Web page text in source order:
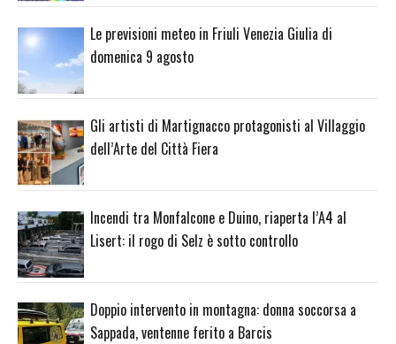
Le previsioni meteo in Friuli Venezia Giulia di
domenica 9 agosto
Gli artisti di Martignacco protagonisti al Villaggio
dell’Arte del Città Fiera
Incendi tra Monfalcone e Duino, riaperta l’A4 al
Lisert: il rogo di Selz è sotto controllo
Doppio intervento in montagna: donna soccorsa a
Sappada, ventenne ferito a Barcis